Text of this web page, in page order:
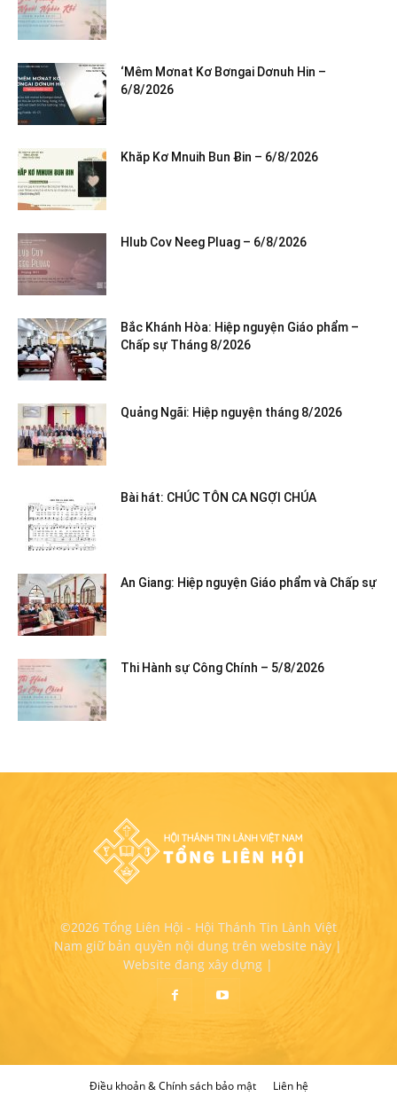
‘Mêm Mơnat Kơ Bơngai Dơnuh Hin –
6/8/2026
Khăp Kơ Mnuih Bun Ƀin – 6/8/2026
Hlub Cov Neeg Pluag – 6/8/2026
Bắc Khánh Hòa: Hiệp nguyện Giáo phẩm –
Chấp sự Tháng 8/2026
Quảng Ngãi: Hiệp nguyện tháng 8/2026
Bài hát: CHÚC TÔN CA NGỢI CHÚA
An Giang: Hiệp nguyện Giáo phẩm và Chấp sự
Thi Hành sự Công Chính – 5/8/2026
©2026 Tổng Liên Hội - Hội Thánh Tin Lành Việt
Nam giữ bản quyền nội dung trên website này |
Website đang xây dựng |
Điều khoản & Chính sách bảo mật Liên hệ